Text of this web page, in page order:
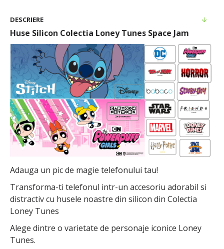
DESCRIERE
Huse Silicon Colectia Loney Tunes Space Jam
Adauga un pic de magie telefonului tau!
Transforma-ti telefonul intr-un accesoriu adorabil si
distractiv cu husele noastre din silicon din Colectia
Loney Tunes
Alege dintre o varietate de personaje iconice Loney
Tunes.